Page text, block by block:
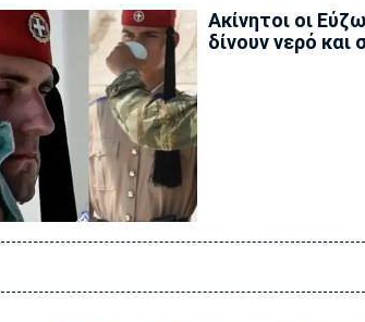
Ακίνητοι οι
δίνουν νερό